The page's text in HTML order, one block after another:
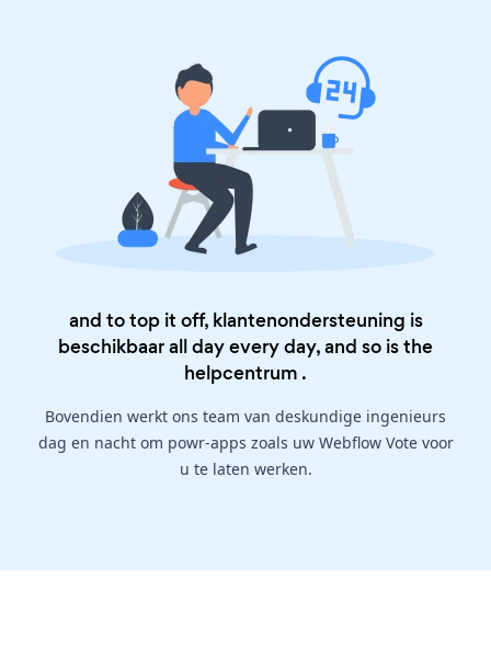
and to top it off, klantenondersteuning is
beschikbaar all day every day, and so is the
helpcentrum .
Bovendien werkt ons team van deskundige ingenieurs
dag en nacht om powr-apps zoals uw Webflow Vote voor
u te laten werken.